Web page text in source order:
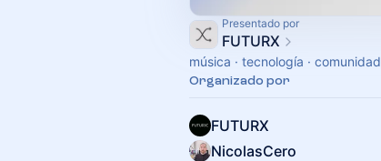
Presentado por
FUTURX
música · tecnología · comunidad
Organizado por
FUTURX
NicolasCero